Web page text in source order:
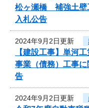
松ヶ瀬橋 補強土壁
入札公告
2024年9月2日更新
【建設工事】単河
事業（債務）工事
告
2024年9月2日更新